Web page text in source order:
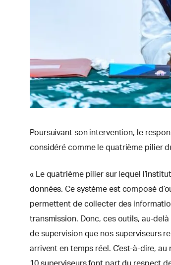
Poursuivant son intervention, le
considéré comme le quatrième pilier
« Le quatrième pilier sur lequel
données. Ce système est composé
permettent de collecter des
transmission. Donc, ces outils, au-
de supervision que nos superviseurs
arrivent en temps réel. C’est-à-dire,